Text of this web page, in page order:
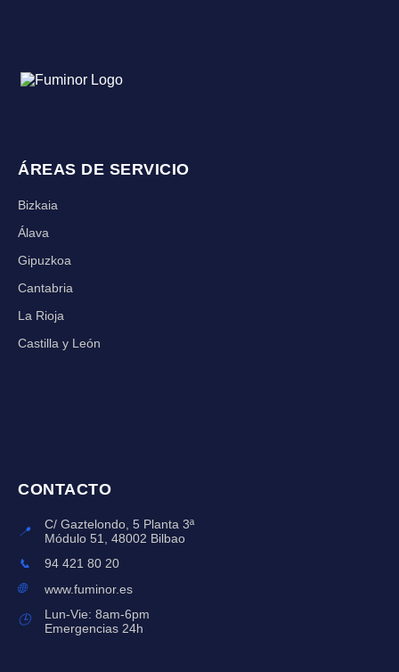
ÁREAS DE SERVICIO
Bizkaia
Álava
Gipuzkoa
Cantabria
La Rioja
Castilla y León
CONTACTO
📍
C/ Gaztelondo, 5 Planta 3ª
Módulo 51, 48002 Bilbao
📞
94 421 80 20
🌐
www.fuminor.es
🕒
Lun-Vie: 8am-6pm
Emergencias 24h